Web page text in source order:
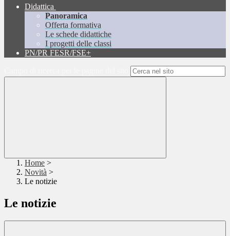
Didattica
Panoramica
Offerta formativa
Le schede didattiche
I progetti delle classi
PN/PR FESR/FSE+
Home >
Novità >
Le notizie
Le notizie